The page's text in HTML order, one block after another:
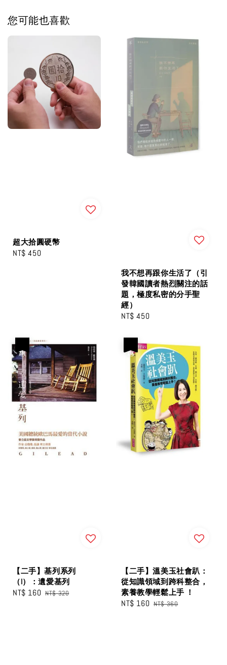
您可能也喜歡
超大拾圓硬幣
Regular
NT$ 450
我不想再跟你生活了（引
發韓國讀者熱烈關注的話
題，極度私密的分手聖
經）
Regular
NT$ 450
【二手】基列系列
（I）：遺愛基列
Sale
NT$ 160 Regular
NT$ 320
【二手】溫美玉社會趴：
從知識領域到跨科整合，
素養教學輕鬆上手 ！
Sale
NT$ 160 Regular
NT$ 360